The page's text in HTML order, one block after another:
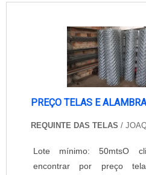
especializadas. Esse tipo
materiais, além de evitar
PREÇO TELAS E
REQUINTE DAS TELAS /
Lote mínimo: 50mtsO
encontrar por preço